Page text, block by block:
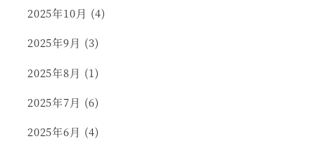
2025年10月 (4)
2025年9月 (3)
2025年8月 (1)
2025年7月 (6)
2025年6月 (4)